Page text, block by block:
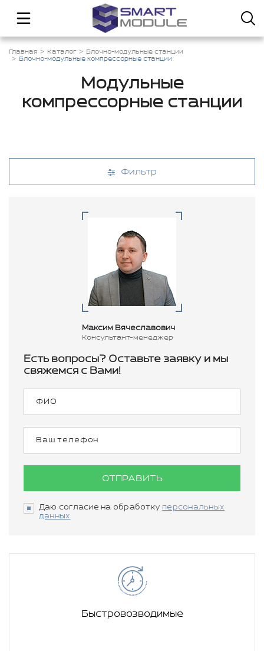
Главная Каталог
Блочно-модульные станции
Блочно-модульные компрессорные станции
Модульные
компрессорные станции
Фильтр
Максим Вячеславович
Консультант-менеджер
Есть вопросы? Оставьте заявку и мы
свяжемся с Вами!
ОТПРАВИТЬ
Даю согласие на обработку персональных
данных
Быстровозводимые